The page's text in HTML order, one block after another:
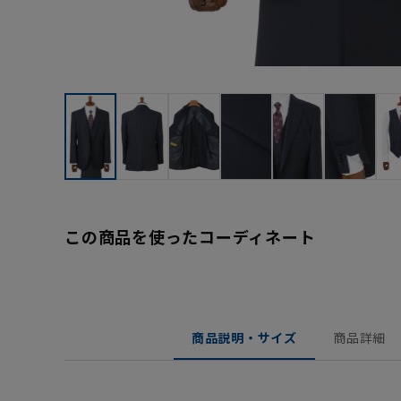
この商品を使ったコーディネート
商品説明・サイズ 商品詳細